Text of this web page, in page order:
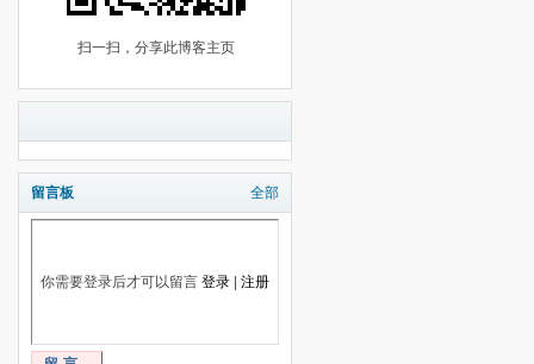
扫一扫，分享此博客主页
留言板 全部
你需要登录后才可以留言 登录 注册